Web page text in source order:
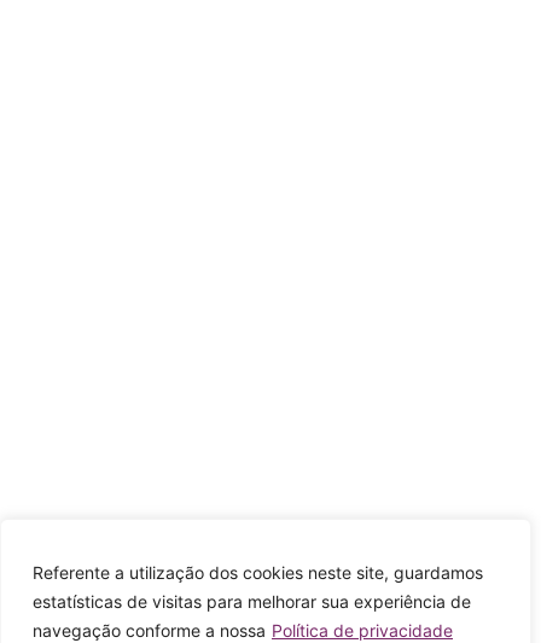
Referente a utilização dos cookies neste site, guardamos
estatísticas de visitas para melhorar sua experiência de
navegação conforme a nossa Política de privacidade